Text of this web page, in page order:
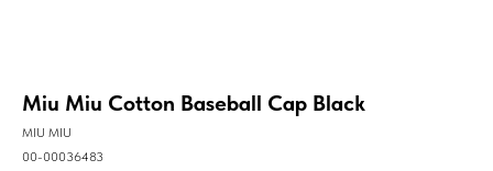
Miu Miu Cotton Baseball Cap Black
MIU MIU
00-00036483